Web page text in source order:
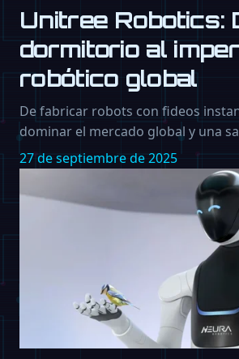
Unitree Robotics:
dormitorio al
robótico global
De fabricar robots con fideos
dominar el mercado global y una
27 de septiembre de 2025